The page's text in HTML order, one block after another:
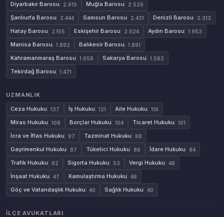
Diyarbakır Barosu 2.615 Muğla Barosu 2.526
Şanlıurfa Barosu 2.444 Samsun Barosu 2.431 Denizli Barosu 2.313
Hatay Barosu 2.155 Eskişehir Barosu 2.024 Aydın Barosu 1.953
Manisa Barosu 1.892 Balıkesir Barosu 1.891
Kahramanmaraş Barosu 1.658 Sakarya Barosu 1.582
Tekirdağ Barosu 1.471
UZMANLIK
Ceza Hukuku
137 İş Hukuku 121 Aile Hukuku 119
Miras Hukuku 108 Borçlar Hukuku 104 Ticaret Hukuku 101
İcra ve İflas Hukuku 97 Tazminat Hukuku 88
Gayrimenkul Hukuku 87 Tüketici Hukuku 86 İdare Hukuku 84
Trafik Hukuku 62 Sigorta Hukuku 53 Vergi Hukuku 48
İnşaat Hukuku 47 Kamulaştırma Hukuku 46
Göç ve Vatandaşlık Hukuku 40 Sağlık Hukuku 40
İLÇE AVUKATLARI